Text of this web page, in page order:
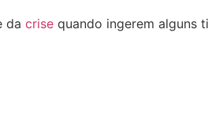
da crise quando ingerem alguns